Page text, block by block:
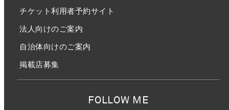
チケット利用者予約サイト
法人向けのご案内
自治体向けのご案内
掲載店募集
FOLLOW ME